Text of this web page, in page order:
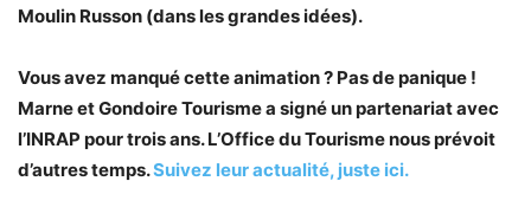
Moulin Russon (dans les grandes idées).
Vous avez manqué cette animation ? Pas de panique !
Marne et Gondoire Tourisme a signé un partenariat avec
l’INRAP pour trois ans. L’Office du Tourisme nous prévoit
d’autres temps.Suivez leur actualité, juste ici.